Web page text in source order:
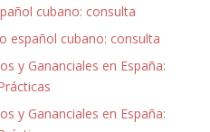
cubano: consulta
español cubano: consulta
y Gananciales en España:
y Gananciales en España: